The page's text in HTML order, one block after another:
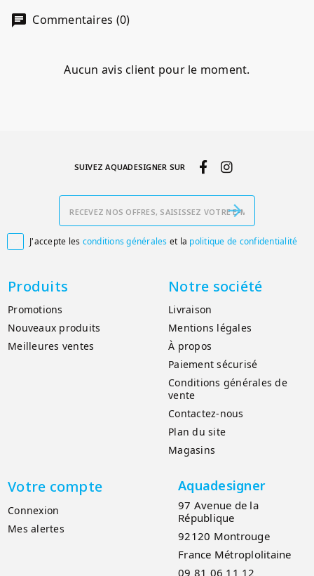
Commentaires (0)
Aucun avis client pour le moment.
J'accepte les conditions générales et la politique de confidentialité
SUIVEZ AQUADESIGNER SUR
Produits
Promotions
Nouveaux produits
Meilleures ventes
Notre société
Livraison
Mentions légales
À propos
Paiement sécurisé
Conditions générales de
vente
Contactez-nous
Plan du site
Magasins
Votre compte
Connexion
Mes alertes
Aquadesigner
97 Avenue de la
République
92120 Montrouge
France Métroplolitaine
09 81 06 11 12